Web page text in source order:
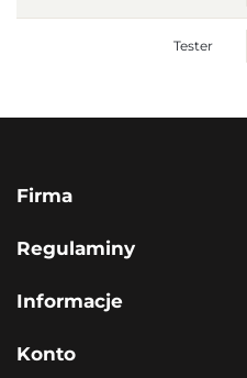
Tester
Firma
Regulaminy
Informacje
Konto